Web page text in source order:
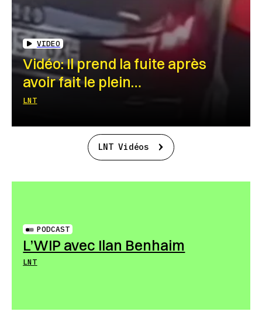
VIDEO
Vidéo: Il prend la fuite après
avoir fait le plein…
LNT
LNT Vidéos
PODCAST
L’WIP avec Ilan Benhaim
LNT